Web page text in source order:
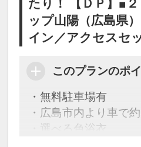
たり！ 【ＤＰ】■
ップ山陽（広島県
イン／アクセスセ
このプランのポ
・無料駐車場有
・広島市内より車で
・選べる色浴衣